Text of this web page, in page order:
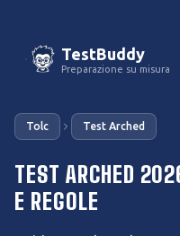
TestBuddy
Preparazione su misura
Tolc Test Arched
TEST ARCHED
E REGOLE